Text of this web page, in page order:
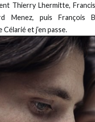
Thierry Lhermitte,
Menez, puis François
Célarié et j’en passe.